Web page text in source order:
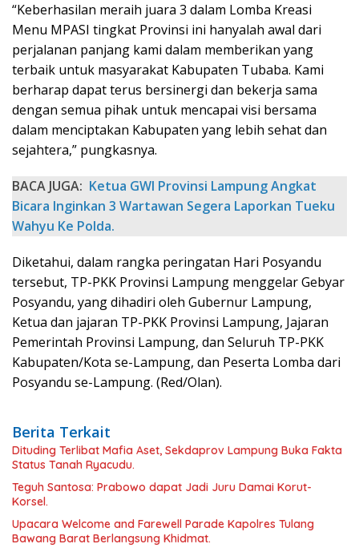
“Keberhasilan meraih juara 3 dalam Lomba Kreasi
Menu MPASI tingkat Provinsi ini hanyalah awal dari
perjalanan panjang kami dalam memberikan yang
terbaik untuk masyarakat Kabupaten Tubaba. Kami
berharap dapat terus bersinergi dan bekerja sama
dengan semua pihak untuk mencapai visi bersama
dalam menciptakan Kabupaten yang lebih sehat dan
sejahtera,” pungkasnya.
BACA JUGA: Ketua GWI Provinsi Lampung Angkat
Bicara Inginkan 3 Wartawan Segera Laporkan Tueku
Wahyu Ke Polda.
Diketahui, dalam rangka peringatan Hari Posyandu
tersebut, TP-PKK Provinsi Lampung menggelar Gebyar
Posyandu, yang dihadiri oleh Gubernur Lampung,
Ketua dan jajaran TP-PKK Provinsi Lampung, Jajaran
Pemerintah Provinsi Lampung, dan Seluruh TP-PKK
Kabupaten/Kota se-Lampung, dan Peserta Lomba dari
Posyandu se-Lampung. (Red/Olan).
Berita Terkait
Dituding Terlibat Mafia Aset, Sekdaprov Lampung Buka Fakta
Status Tanah Ryacudu.
Teguh Santosa: Prabowo dapat Jadi Juru Damai Korut-
Korsel.
Upacara Welcome and Farewell Parade Kapolres Tulang
Bawang Barat Berlangsung Khidmat.